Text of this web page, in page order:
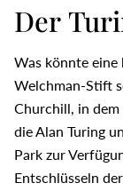
Der T
Was könnte eine
Welchman-Stift
Churchill, in
die Alan Turing
Park zur
Entschlüsseln